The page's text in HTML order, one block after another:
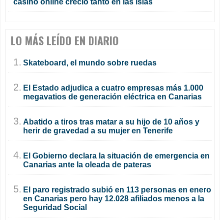
casino online creció tanto en las islas
LO MÁS LEÍDO EN DIARIO
1. Skateboard, el mundo sobre ruedas
2. El Estado adjudica a cuatro empresas más 1.000
megavatios de generación eléctrica en Canarias
3. Abatido a tiros tras matar a su hijo de 10 años y
herir de gravedad a su mujer en Tenerife
4. El Gobierno declara la situación de emergencia en
Canarias ante la oleada de pateras
5. El paro registrado subió en 113 personas en enero
en Canarias pero hay 12.028 afiliados menos a la
Seguridad Social